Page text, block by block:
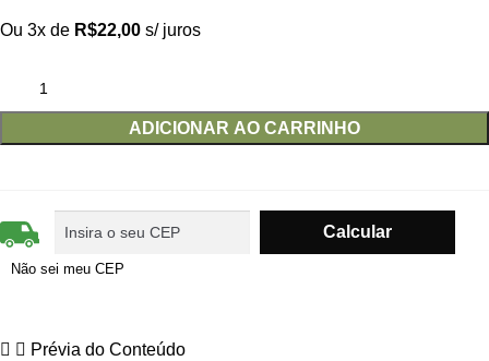
Ou 3x de R$22,00 s/ juros
ADICIONAR AO CARRINHO
Não sei meu CEP
Prévia do Conteúdo